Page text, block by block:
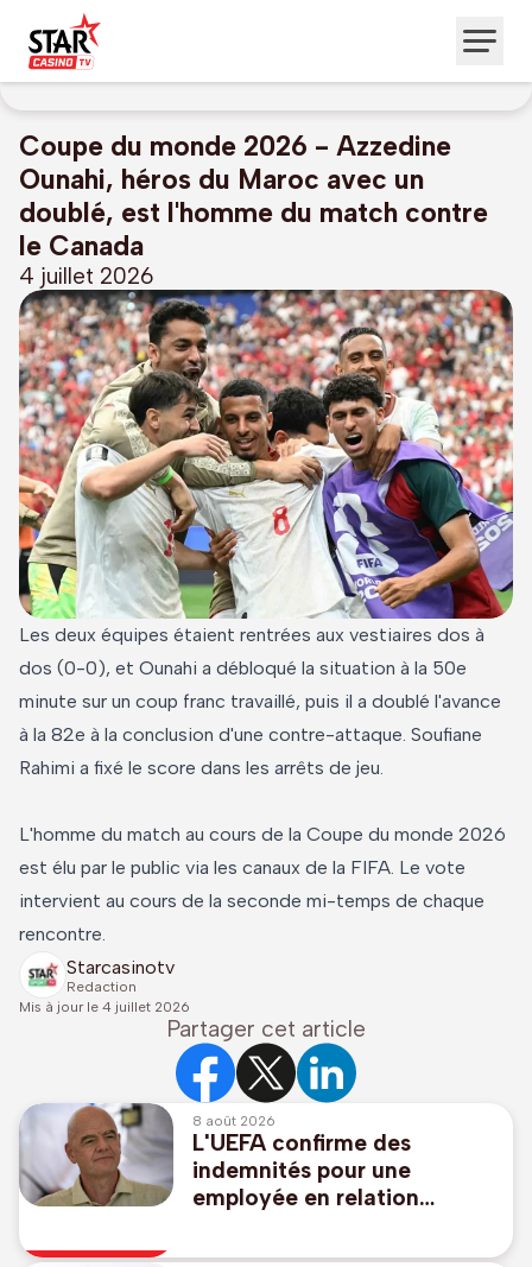
Coupe du monde 2026 - Azzedine
Ounahi, héros du Maroc avec un
doublé, est l'homme du match contre
le Canada
4 juillet 2026
Les deux équipes étaient rentrées aux vestiaires dos à
dos (0-0), et Ounahi a débloqué la situation à la 50e
minute sur un coup franc travaillé, puis il a doublé l'avance
à la 82e à la conclusion d'une contre-attaque. Soufiane
Rahimi a fixé le score dans les arrêts de jeu.
L'homme du match au cours de la Coupe du monde 2026
est élu par le public via les canaux de la FIFA. Le vote
intervient au cours de la seconde mi-temps de chaque
rencontre.
Starcasinotv
Redaction
Mis à jour le 4 juillet 2026
Partager cet article
8 août 2026
L'UEFA confirme des
indemnités pour une
employée en relation